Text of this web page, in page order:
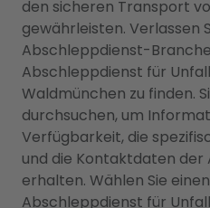
den sicheren Transport
gewährleisten. Verlassen
Abschleppdienst-
Abschleppdienst für
Waldmünchen zu finden.
durchsuchen, um
Verfügbarkeit, die
und die Kontaktdaten der
erhalten. Wählen Sie
Abschleppdienst für